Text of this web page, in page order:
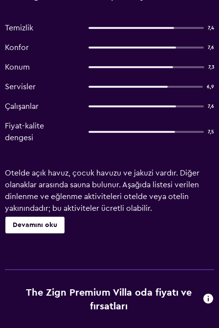
Temizlik 7,4
Konfor 7,6
Konum 7,3
Servisler 6,9
Çalışanlar 7,6
Fiyat-kalite
dengesi
7,5
Otelde açık havuz, çocuk havuzu ve jakuzi vardır. Diğer
olanaklar arasında sauna bulunur. Aşağıda listesi verilen
dinlenme ve eğlenme aktiviteleri otelde veya otelin
yakınındadır; bu aktiviteler ücretli olabilir.
Devamını oku
The Zign Premium Villa oda fiyatı ve
fırsatları